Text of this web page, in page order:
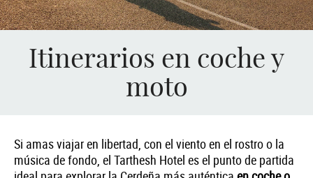
Itinerarios en coche y
moto
Si amas viajar en libertad, con el viento en el rostro o la
música de fondo, el Tarthesh Hotel es el punto de partida